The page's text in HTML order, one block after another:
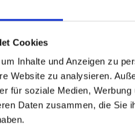
Cookies
Inhalte und Anzeigen zu
Website zu analysieren.
für soziale Medien,
Daten zusammen, die Sie
sich
Beim
Camion
Nachfolge
schrittweise
Modell: Seit
Jäger und